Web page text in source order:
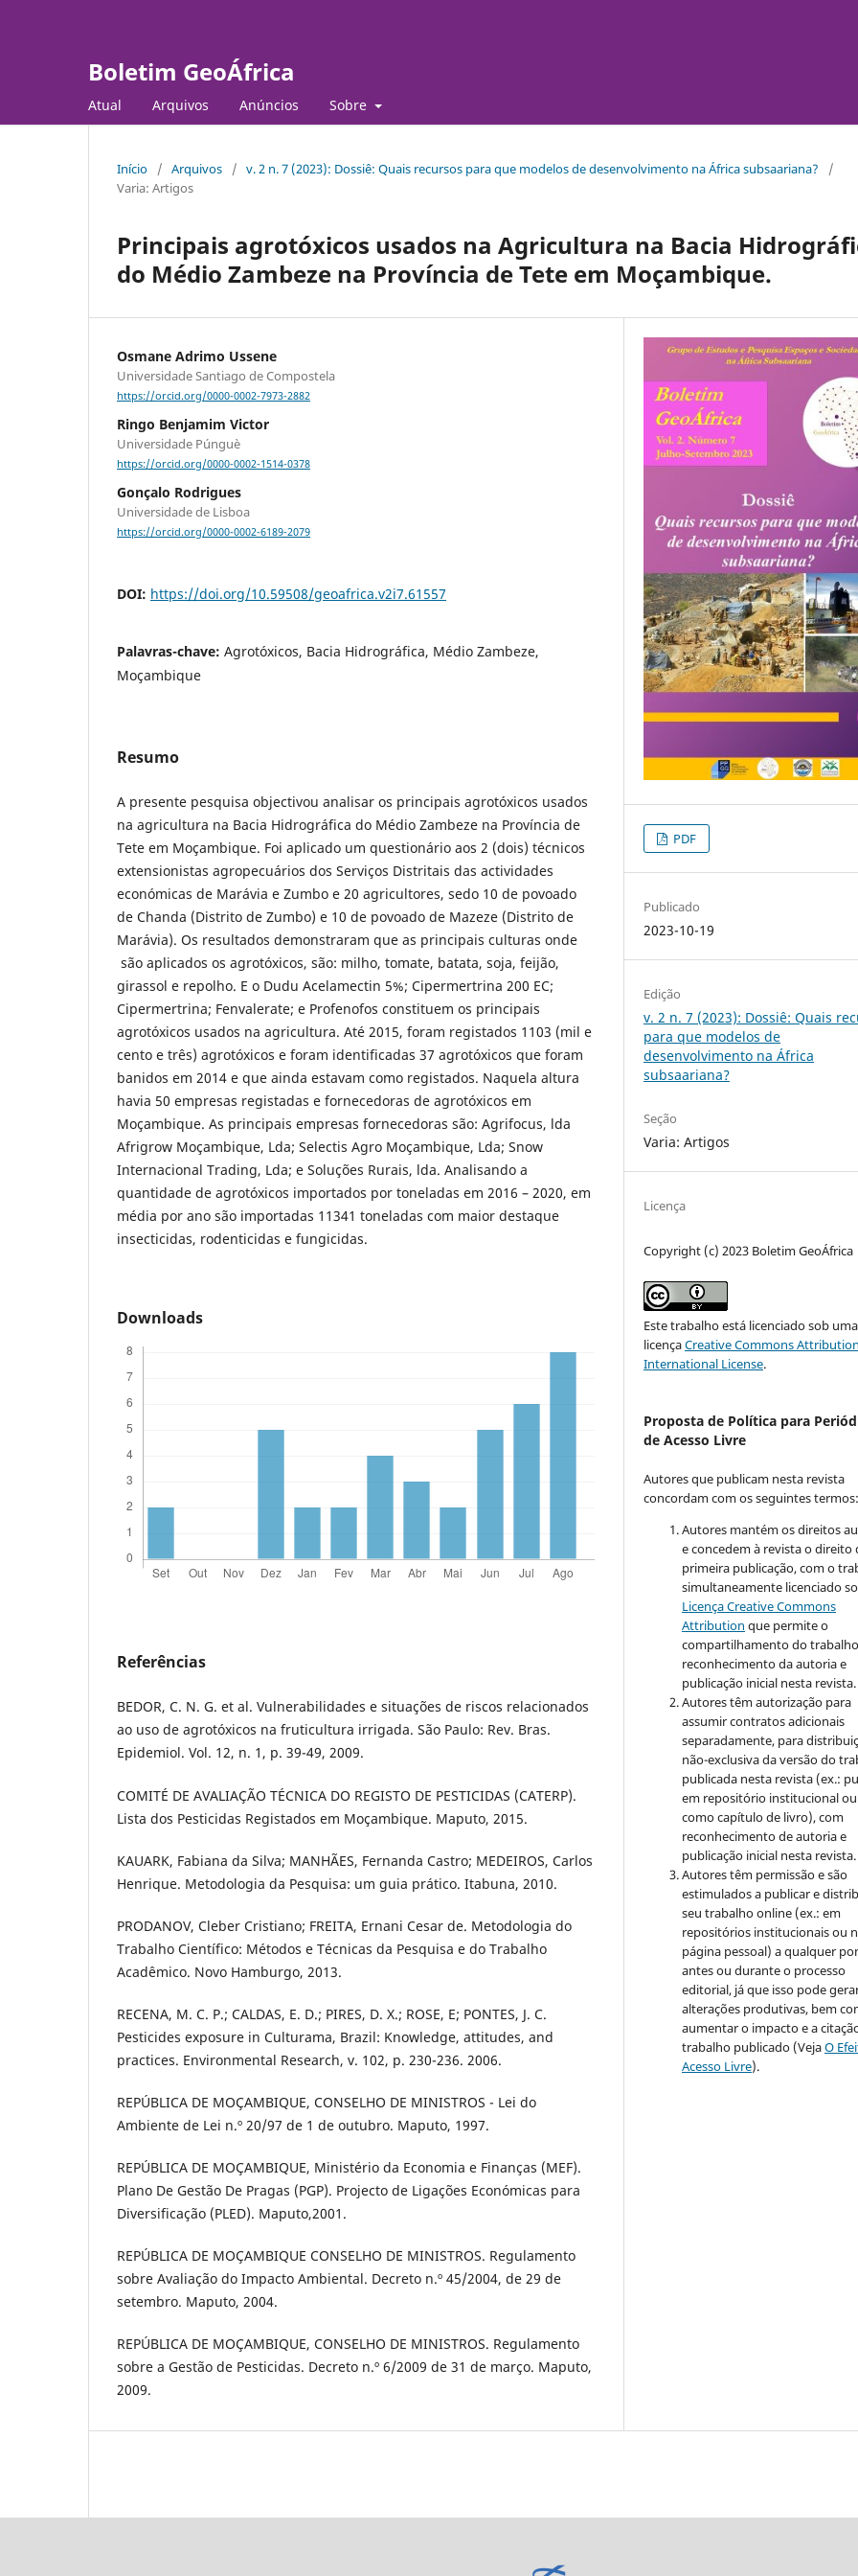
Boletim GeoÁfrica
Atual Arquivos Anúncios Sobre
Início / Arquivos / v. 2 n. 7 (2023): Dossiê: Quais recursos para que modelos de desenvolvimento na África subsaariana?
/
Varia: Artigos
Principais agrotóxicos usados na Agricultura na Bacia
do Médio Zambeze na Província de Tete em Moçambique.
Osmane Adrimo Ussene
Universidade Santiago de Compostela
https://orcid.org/0000-0002-7973-2882
Ringo Benjamim Victor
Universidade Púnguè
https://orcid.org/0000-0002-1514-0378
Gonçalo Rodrigues
Universidade de Lisboa
https://orcid.org/0000-0002-6189-2079
DOI: https://doi.org/10.59508/geoafrica.v2i7.61557
Palavras-chave: Agrotóxicos, Bacia Hidrográfica, Médio Zambeze,
Moçambique
Resumo
A presente pesquisa objectivou analisar os principais agrotóxicos usados
na agricultura na Bacia Hidrográfica do Médio Zambeze na Província de
Tete em Moçambique. Foi aplicado um questionário aos 2 (dois) técnicos
extensionistas agropecuários dos Serviços Distritais das actividades
económicas de Marávia e Zumbo e 20 agricultores, sedo 10 de povoado
de Chanda (Distrito de Zumbo) e 10 de povoado de Mazeze (Distrito de
Marávia). Os resultados demonstraram que as principais culturas onde
são aplicados os agrotóxicos, são: milho, tomate, batata, soja, feijão,
girassol e repolho. E o Dudu Acelamectin 5%; Cipermertrina 200 EC;
Cipermertrina; Fenvalerate; e Profenofos constituem os principais
agrotóxicos usados na agricultura. Até 2015, foram registados 1103 (mil e
cento e três) agrotóxicos e foram identificadas 37 agrotóxicos que foram
banidos em 2014 e que ainda estavam como registados. Naquela altura
havia 50 empresas registadas e fornecedoras de agrotóxicos em
Moçambique. As principais empresas fornecedoras são: Agrifocus, lda
Afrigrow Moçambique, Lda; Selectis Agro Moçambique, Lda; Snow
Internacional Trading, Lda; e Soluções Rurais, lda. Analisando a
quantidade de agrotóxicos importados por toneladas em 2016 – 2020, em
média por ano são importadas 11341 toneladas com maior destaque
insecticidas, rodenticidas e fungicidas.
Downloads
Referências
BEDOR, C. N. G. et al. Vulnerabilidades e situações de riscos relacionados
ao uso de agrotóxicos na fruticultura irrigada. São Paulo: Rev. Bras.
Epidemiol. Vol. 12, n. 1, p. 39-49, 2009.
COMITÉ DE AVALIAÇÃO TÉCNICA DO REGISTO DE PESTICIDAS (CATERP).
Lista dos Pesticidas Registados em Moçambique. Maputo, 2015.
KAUARK, Fabiana da Silva; MANHÃES, Fernanda Castro; MEDEIROS, Carlos
Henrique. Metodologia da Pesquisa: um guia prático. Itabuna, 2010.
PRODANOV, Cleber Cristiano; FREITA, Ernani Cesar de. Metodologia do
Trabalho Científico: Métodos e Técnicas da Pesquisa e do Trabalho
Acadêmico. Novo Hamburgo, 2013.
RECENA, M. C. P.; CALDAS, E. D.; PIRES, D. X.; ROSE, E; PONTES, J. C.
Pesticides exposure in Culturama, Brazil: Knowledge, attitudes, and
practices. Environmental Research, v. 102, p. 230-236. 2006.
REPÚBLICA DE MOÇAMBIQUE, CONSELHO DE MINISTROS - Lei do
Ambiente de Lei n.º 20/97 de 1 de outubro. Maputo, 1997.
REPÚBLICA DE MOÇAMBIQUE, Ministério da Economia e Finanças (MEF).
Plano De Gestão De Pragas (PGP). Projecto de Ligações Económicas para
Diversificação (PLED). Maputo,2001.
REPÚBLICA DE MOÇAMBIQUE CONSELHO DE MINISTROS. Regulamento
sobre Avaliação do Impacto Ambiental. Decreto n.º 45/2004, de 29 de
setembro. Maputo, 2004.
REPÚBLICA DE MOÇAMBIQUE, CONSELHO DE MINISTROS. Regulamento
sobre a Gestão de Pesticidas. Decreto n.º 6/2009 de 31 de março. Maputo,
2009.
PDF
Publicado
2023-10-19
Edição
v. 2 n. 7 (2023): Dossiê: Quais
para que modelos de
desenvolvimento na África
subsaariana?
Seção
Varia: Artigos
Licença
Copyright (c) 2023 Boletim GeoÁfrica
Este trabalho está licenciado sob uma
licençaCreative Commons
International License.
Proposta de Política para
de Acesso Livre
Autores que publicam nesta revista
concordam com os seguintes termos:
Autores mantém os direitos
e concedem à revista o direito
primeira publicação, com o
simultaneamente licenciado
Licença Creative Commons
Attribution que permite o
compartilhamento do
reconhecimento da autoria e
publicação inicial nesta revista.
Autores têm autorização para
assumir contratos adicionais
separadamente, para
não-exclusiva da versão do
publicada nesta revista (ex.:
em repositório institucional ou
como capítulo de livro), com
reconhecimento de autoria e
publicação inicial nesta revista.
Autores têm permissão e são
estimulados a publicar e
seu trabalho online (ex.: em
repositórios institucionais ou
página pessoal) a qualquer
antes ou durante o processo
editorial, já que isso pode
alterações produtivas, bem
aumentar o impacto e a
trabalho publicado (VejaO
Acesso Livre).